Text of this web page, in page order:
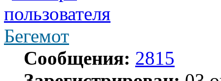
Бегемот
Сообщения: 2815